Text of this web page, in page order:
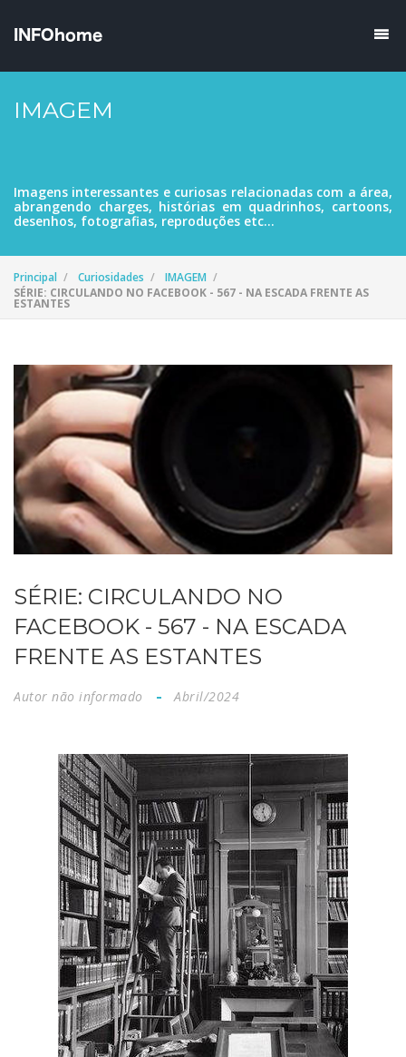
IMAGEM
Imagens interessantes e curiosas relacionadas com a área,
abrangendo charges, histórias em quadrinhos, cartoons,
desenhos, fotografias, reproduções etc...
Principal Curiosidades
IMAGEM
SÉRIE: CIRCULANDO NO FACEBOOK - 567 - NA ESCADA FRENTE AS
ESTANTES
SÉRIE: CIRCULANDO NO
FACEBOOK - 567 - NA ESCADA
FRENTE AS ESTANTES
Autor não informado Abril/2024